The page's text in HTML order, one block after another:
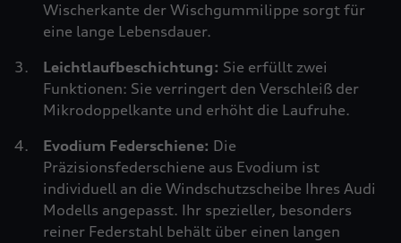
Wischerkante der Wischgummilippe sorgt für
eine lange Lebensdauer.
Leichtlaufbeschichtung: Sie erfüllt zwei
Funktionen: Sie verringert den Verschleiß der
Mikrodoppelkante und erhöht die Laufruhe.
Evodium Federschiene: Die
Präzisionsfederschiene aus Evodium ist
individuell an die Windschutzscheibe Ihres Audi
Modells angepasst. Ihr spezieller, besonders
reiner Federstahl behält über einen langen